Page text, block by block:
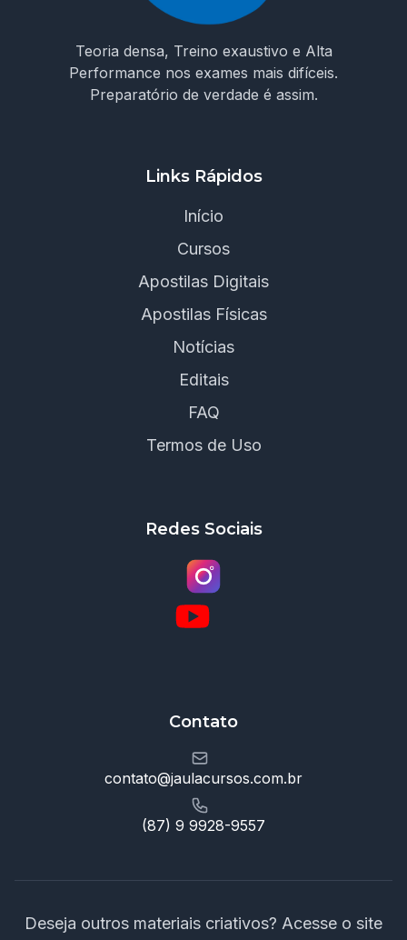
Teoria densa, Treino exaustivo e Alta
Performance nos exames mais difíceis.
Preparatório de verdade é assim.
Links Rápidos
Início
Cursos
Apostilas Digitais
Apostilas Físicas
Notícias
Editais
FAQ
Termos de Uso
Redes Sociais
Contato
contato@jaulacursos.com.br
(87) 9 9928-9557
Deseja outros materiais criativos? Acesse o site